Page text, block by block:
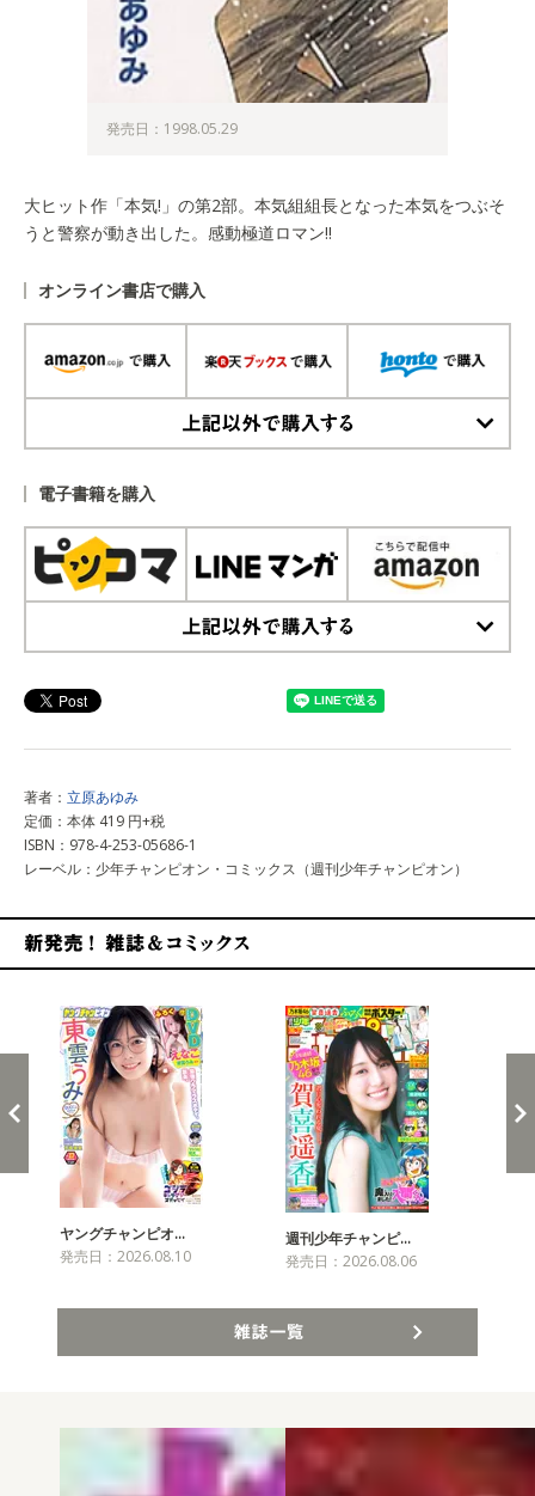
発売日：1998.05.29
大ヒット作「本気!」の第2部。本気組組長となった本気をつぶそ
うと警察が動き出した。感動極道ロマン!!
オンライン書店で購入
電子書籍を購入
著者： 立原あゆみ
定価：本体 419 円+税
ISBN：978-4-253-05686-1
レーベル：少年チャンピオン・コミックス（週刊少年チャンピオン）
ヤングチャンピオ…
発売日：2026.08.10
週刊少年チャンピ…
発売日：2026.08.06